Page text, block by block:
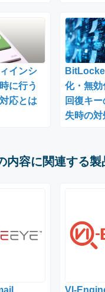
インシ
に行う
応とは
化・無効
回復キ
失時の
容に関連する製
VI-